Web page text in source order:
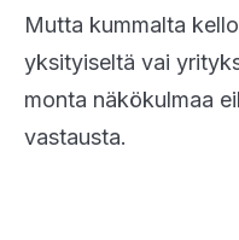
Mutta kummalta
yksityiseltä vai
monta näkökulmaa
vastausta.